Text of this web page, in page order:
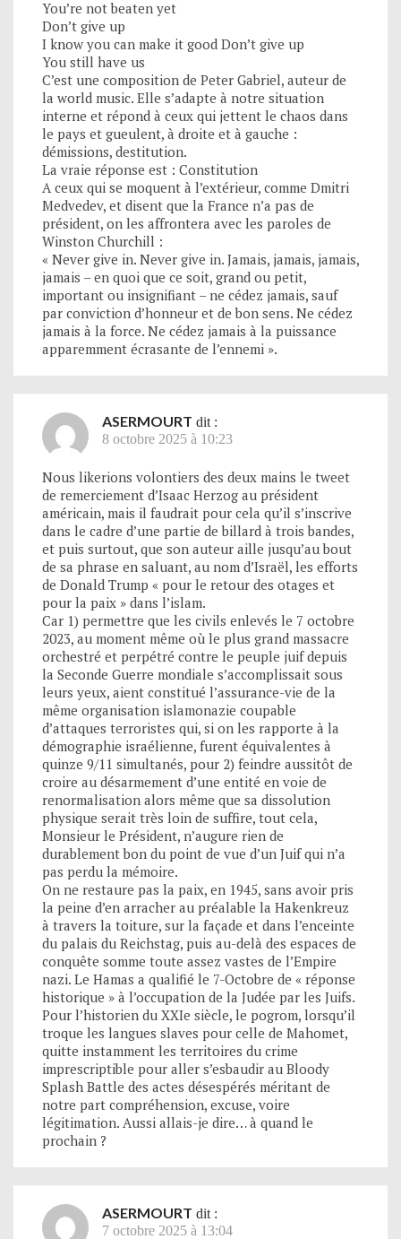
You’re not beaten yet
Don’t give up
I know you can make it good Don’t give up
You still have us
C’est une composition de Peter Gabriel, auteur de
la world music. Elle s’adapte à notre situation
interne et répond à ceux qui jettent le chaos dans
le pays et gueulent, à droite et à gauche :
démissions, destitution.
La vraie réponse est : Constitution
A ceux qui se moquent à l’extérieur, comme Dmitri
Medvedev, et disent que la France n’a pas de
président, on les affrontera avec les paroles de
Winston Churchill :
« Never give in. Never give in. Jamais, jamais, jamais,
jamais – en quoi que ce soit, grand ou petit,
important ou insignifiant – ne cédez jamais, sauf
par conviction d’honneur et de bon sens. Ne cédez
jamais à la force. Ne cédez jamais à la puissance
apparemment écrasante de l’ennemi ».
ASERMOURT dit :
8 octobre 2025 à 10:23
Nous likerions volontiers des deux mains le tweet
de remerciement d’Isaac Herzog au président
américain, mais il faudrait pour cela qu’il s’inscrive
dans le cadre d’une partie de billard à trois bandes,
et puis surtout, que son auteur aille jusqu’au bout
de sa phrase en saluant, au nom d’Israël, les efforts
de Donald Trump « pour le retour des otages et
pour la paix » dans l’islam.
Car 1) permettre que les civils enlevés le 7 octobre
2023, au moment même où le plus grand massacre
orchestré et perpétré contre le peuple juif depuis
la Seconde Guerre mondiale s’accomplissait sous
leurs yeux, aient constitué l’assurance-vie de la
même organisation islamonazie coupable
d’attaques terroristes qui, si on les rapporte à la
démographie israélienne, furent équivalentes à
quinze 9/11 simultanés, pour 2) feindre aussitôt de
croire au désarmement d’une entité en voie de
renormalisation alors même que sa dissolution
physique serait très loin de suffire, tout cela,
Monsieur le Président, n’augure rien de
durablement bon du point de vue d’un Juif qui n’a
pas perdu la mémoire.
On ne restaure pas la paix, en 1945, sans avoir pris
la peine d’en arracher au préalable la Hakenkreuz
à travers la toiture, sur la façade et dans l’enceinte
du palais du Reichstag, puis au-delà des espaces de
conquête somme toute assez vastes de l’Empire
nazi. Le Hamas a qualifié le 7-Octobre de « réponse
historique » à l’occupation de la Judée par les Juifs.
Pour l’historien du XXIe siècle, le pogrom, lorsqu’il
troque les langues slaves pour celle de Mahomet,
quitte instamment les territoires du crime
imprescriptible pour aller s’esbaudir au Bloody
Splash Battle des actes désespérés méritant de
notre part compréhension, excuse, voire
légitimation. Aussi allais-je dire… à quand le
prochain ?
ASERMOURT dit :
7 octobre 2025 à 13:04